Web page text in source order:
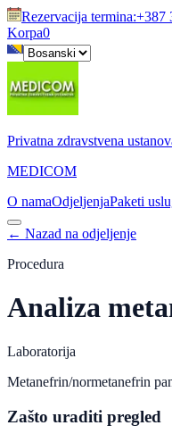
Rezervacija termina:+387
Korpa0
Privatna zdravstvena
MEDICOM
O namaOdjeljenjaPaketi
← Nazad na odjeljenje
Procedura
Analiza
Laboratorija
Metanefrin/normetanefrin
Zašto uraditi pregled